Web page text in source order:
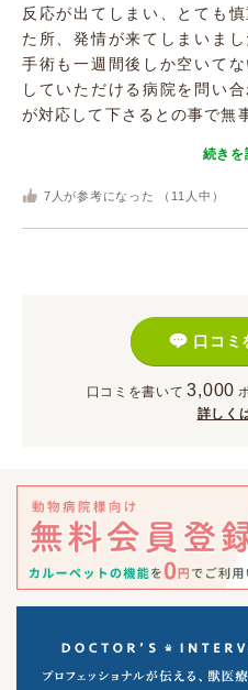
反応が出てしまい、とても
た所、発情が来てしまいま
手術も一週間後しか空いて
していただける病院を問い
が対応して下さるとの事で無
続きを
7 人が参考になった （ 11 人中）
口コミ
口コミを書いて 3,000
詳しく